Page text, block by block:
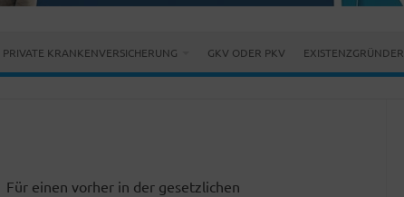
PRIVATE KRANKENVERSICHERUNG GKV ODER PKV EXISTENZGRÜNDER
Für einen vorher in der gesetzlichen